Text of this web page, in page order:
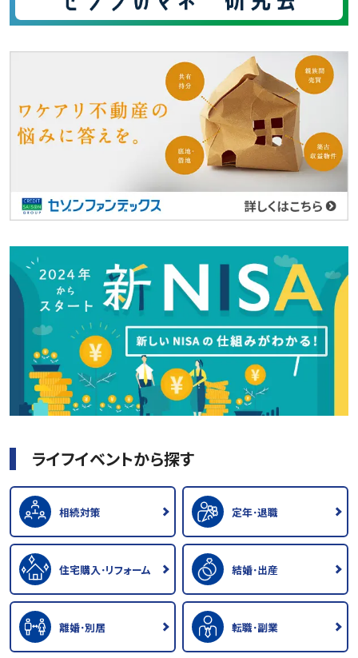
ライフイベントから探す
相続対策 定年･退職
住宅購入･リフォーム 結婚･出産
離婚･別居 転職･副業